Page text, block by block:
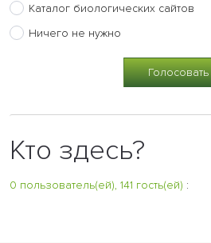
Каталог биологических сайтов
Ничего не нужно
Кто здесь?
0 пользователь(ей), 141 гость(ей) :